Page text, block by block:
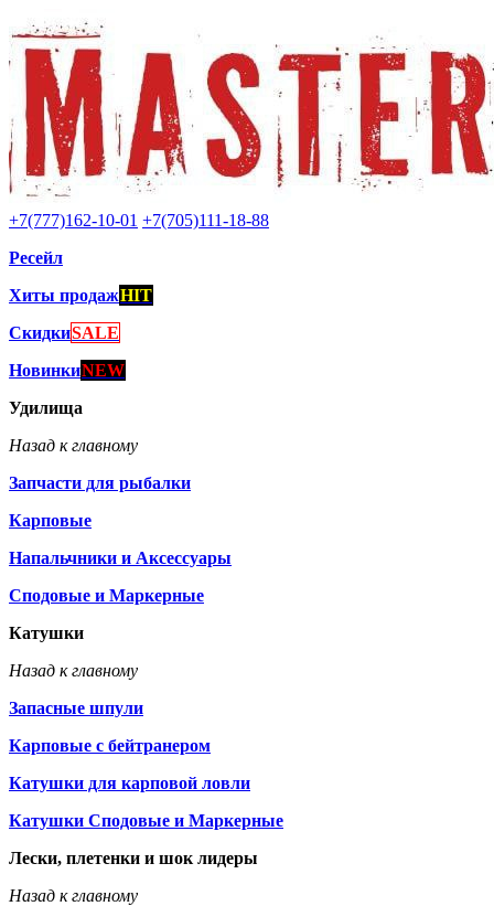
+7(777)162-10-01 +7(705)111-18-88
Ресейл
Хиты продажHIT
СкидкиSALE
НовинкиNEW
Удилища
Назад к главному
Запчасти для рыбалки
Карповые
Напальчники и Аксессуары
Сподовые и Маркерные
Катушки
Назад к главному
Запасные шпули
Карповые с бейтранером
Катушки для карповой ловли
Катушки Сподовые и Маркерные
Лески, плетенки и шок лидеры
Назад к главному